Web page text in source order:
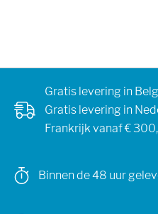
Gratis levering in
Gratis levering in
Frankrijk vanaf €
Binnen de 48 uur